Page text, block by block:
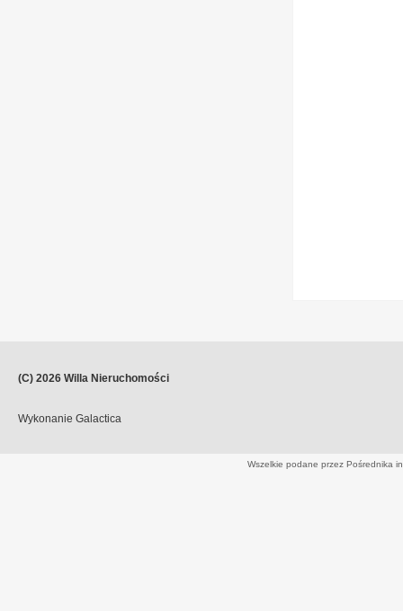
(C) 2026 Willa Nieruchomości
Wykonanie Galactica
Wszelkie podane przez Pośrednika